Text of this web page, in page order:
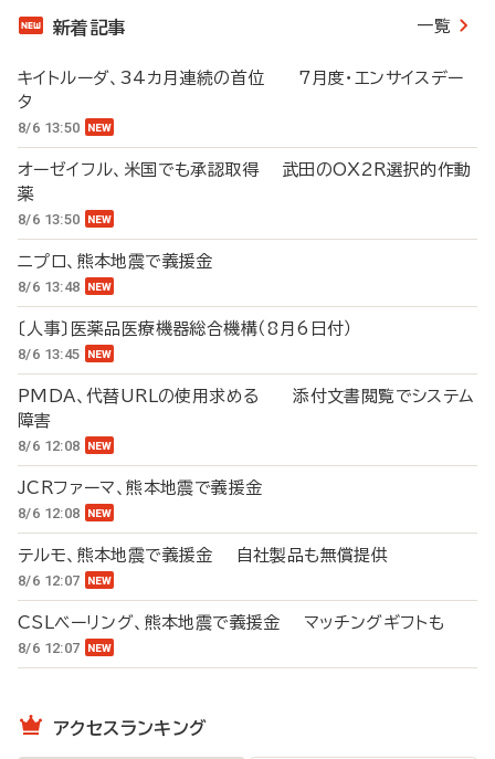
新着記事 一覧
キイトルーダ、34カ月連続の首位 7月度・エンサイスデー
タ
8/6 13:50
オーゼイフル、米国でも承認取得 武田のOX2R選択的作動
薬
8/6 13:50
ニプロ、熊本地震で義援金
8/6 13:48
〔人事〕医薬品医療機器総合機構（8月6日付）
8/6 13:45
PMDA、代替URLの使用求める 添付文書閲覧でシステム
障害
8/6 12:08
JCRファーマ、熊本地震で義援金
8/6 12:08
テルモ、熊本地震で義援金 自社製品も無償提供
8/6 12:07
CSLベーリング、熊本地震で義援金 マッチングギフトも
8/6 12:07
アクセスランキング